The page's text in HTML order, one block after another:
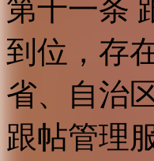
第十一条
到位，存
省、自治
跟帖管理